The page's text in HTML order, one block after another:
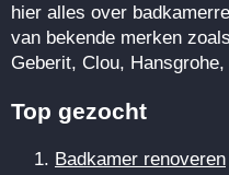
hier alles over
van bekende merken
Geberit, Clou,
Top gezocht
Badkamer renoveren